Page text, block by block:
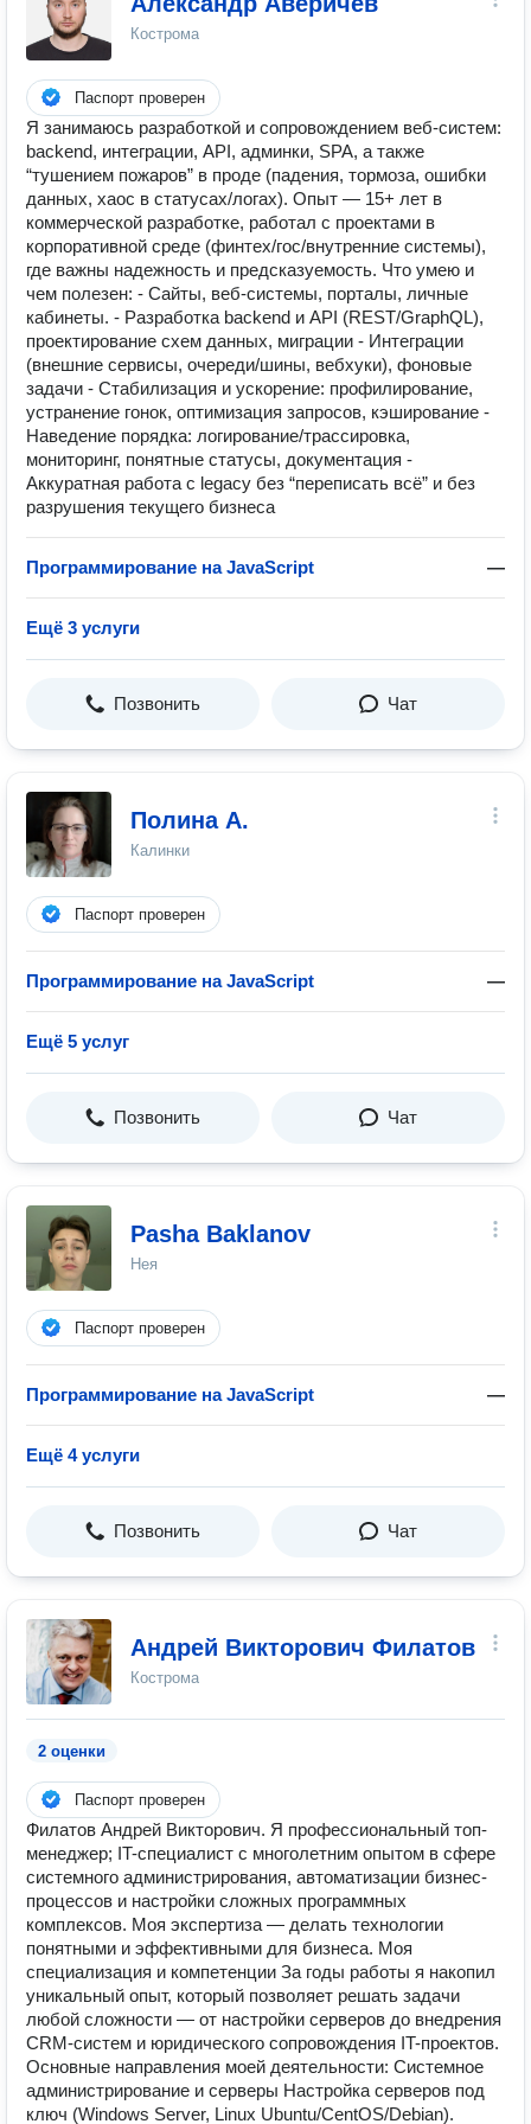
Кострома
Паспорт проверен
Я занимаюсь разработкой и сопровождением веб-систем:
backend, интеграции, API, админки, SPA, а также
“тушением пожаров” в проде (падения, тормоза, ошибки
данных, хаос в статусах/логах). Опыт — 15+ лет в
коммерческой разработке, работал с проектами в
корпоративной среде (финтех/гос/внутренние системы),
где важны надежность и предсказуемость. Что умею и
чем полезен: - Сайты, веб-системы, порталы, личные
кабинеты. - Разработка backend и API (REST/GraphQL),
проектирование схем данных, миграции - Интеграции
(внешние сервисы, очереди/шины, вебхуки), фоновые
задачи - Стабилизация и ускорение: профилирование,
устранение гонок, оптимизация запросов, кэширование -
Наведение порядка: логирование/трассировка,
мониторинг, понятные статусы, документация -
Аккуратная работа с legacy без “переписать всё” и без
разрушения текущего бизнеса
Программирование на JavaScript —
Ещё 3 услуги
Позвонить Чат
Полина А.
Калинки
Паспорт проверен
Программирование на JavaScript —
Ещё 5 услуг
Позвонить Чат
Pasha Baklanov
Нея
Паспорт проверен
Программирование на JavaScript —
Ещё 4 услуги
Позвонить Чат
Андрей Викторович Филатов
Кострома
2 оценки
Паспорт проверен
Филатов Андрей Викторович. Я профессиональный топ-
менеджер; IT-специалист с многолетним опытом в сфере
системного администрирования, автоматизации бизнес-
процессов и настройки сложных программных
комплексов. Моя экспертиза — делать технологии
понятными и эффективными для бизнеса. Моя
специализация и компетенции За годы работы я накопил
уникальный опыт, который позволяет решать задачи
любой сложности — от настройки серверов до внедрения
CRM-систем и юридического сопровождения IT-проектов.
Основные направления моей деятельности: Системное
администрирование и серверы Настройка серверов под
ключ (Windows Server, Linux Ubuntu/CentOS/Debian).